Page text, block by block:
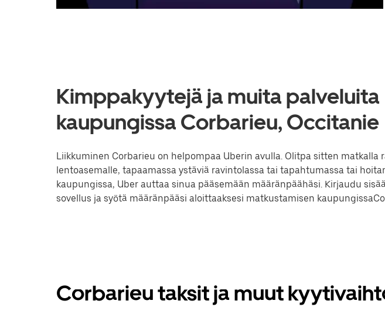
Kimppakyytejä ja muita palveluita
kaupungissa Corbarieu, Occitanie
Liikkuminen Corbarieu on helpompaa Uberin avulla. Olitpa sitten matkalla
lentoasemalle, tapaamassa ystäviä ravintolassa tai tapahtumassa tai
kaupungissa, Uber auttaa sinua pääsemään määränpäähäsi. Kirjaudu
sovellus ja syötä määränpääsi aloittaaksesi matkustamisen
Corbarieu taksit ja muut